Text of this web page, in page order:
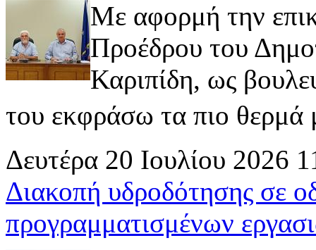
Με αφορμή την
Προέδρου του
Καριπίδη, ως
του εκφράσω τα πιο
Δευτέρα 20 Ιουλίου 2026
Διακοπή υδροδότησης σε
προγραμματισμένων